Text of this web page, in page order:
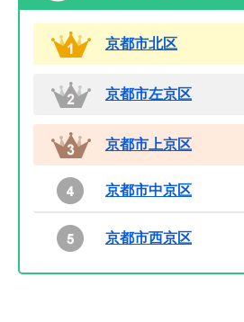
京都市北区
京都市左京区
京都市上京区
京都市中京区
京都市西京区